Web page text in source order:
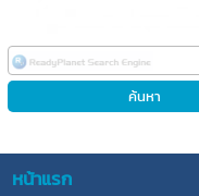
หน้าแรก